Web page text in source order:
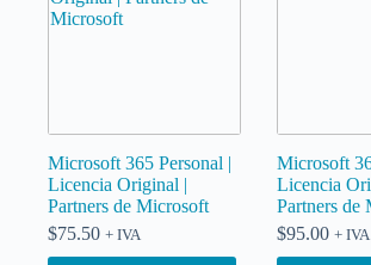
Microsoft 365 Personal |
Licencia Original |
Partners de Microsoft
$75.50 + IVA
Microsoft
Licencia
Partners de
$95.00 + IVA